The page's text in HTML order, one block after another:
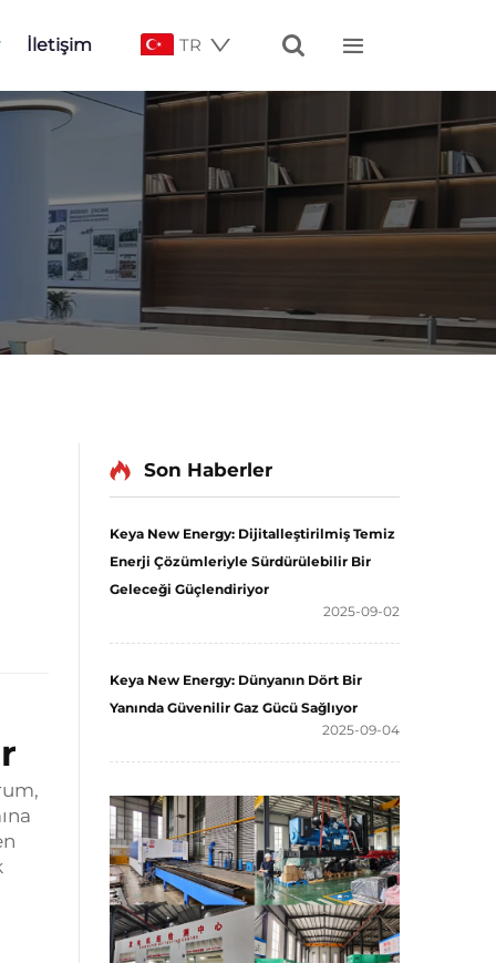
İletişim TR  
Son Haberler
Keya New Energy: Dijitalleştirilmiş Temiz
Enerji Çözümleriyle Sürdürülebilir Bir
Geleceği Güçlendiriyor
2025-09-02
Keya New Energy: Dünyanın Dört Bir
Yanında Güvenilir Gaz Gücü Sağlıyor
2025-09-04